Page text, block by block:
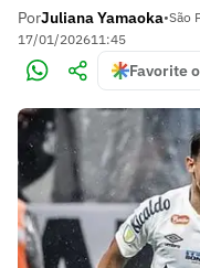
PorJuliana Yamaoka•São
17/01/202611:45
Favorite